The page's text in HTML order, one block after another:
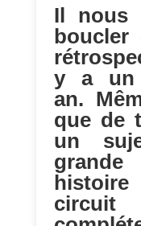
Il nous
boucler
y a un
an.
que de
un